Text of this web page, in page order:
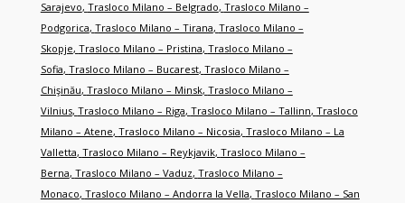
Sarajevo, Trasloco Milano – Belgrado, Trasloco Milano –
Podgorica, Trasloco Milano – Tirana, Trasloco Milano –
Skopje, Trasloco Milano – Pristina, Trasloco Milano –
Sofia, Trasloco Milano – Bucarest, Trasloco Milano –
Chişinău, Trasloco Milano – Minsk, Trasloco Milano –
Vilnius, Trasloco Milano – Riga, Trasloco Milano – Tallinn, Trasloco
Milano – Atene, Trasloco Milano – Nicosia, Trasloco Milano – La
Valletta, Trasloco Milano – Reykjavik, Trasloco Milano –
Berna, Trasloco Milano – Vaduz, Trasloco Milano –
Monaco, Trasloco Milano – Andorra la Vella, Trasloco Milano – San